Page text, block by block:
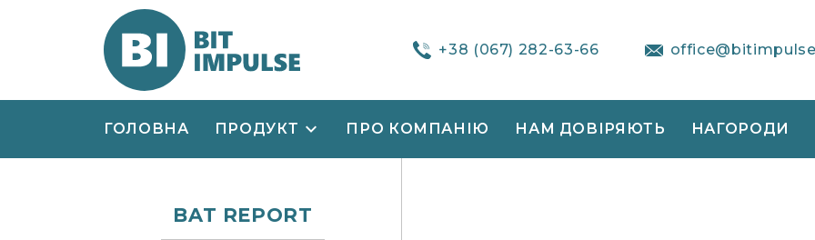
+38 (067) 282-63-66
ГОЛОВНА ПРОДУКТ ПРО КОМПАНІЮ НАМ ДОВІРЯЮТЬ НАГОРОДИ
BAT REPORT